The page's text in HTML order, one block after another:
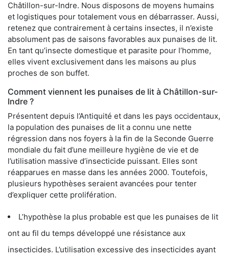
Châtillon-sur-Indre. Nous disposons de moyens humains
et logistiques pour totalement vous en débarrasser. Aussi,
retenez que contrairement à certains insectes, il n’existe
absolument pas de saisons favorables aux punaises de lit.
En tant qu’insecte domestique et parasite pour l’homme,
elles vivent exclusivement dans les maisons au plus
proches de son buffet.
Comment viennent les punaises de lit à Châtillon-sur-
Indre ?
Présentent depuis l’Antiquité et dans les pays occidentaux,
la population des punaises de lit a connu une nette
régression dans nos foyers à la fin de la Seconde Guerre
mondiale du fait d’une meilleure hygiène de vie et de
l’utilisation massive d’insecticide puissant. Elles sont
réapparues en masse dans les années 2000. Toutefois,
plusieurs hypothèses seraient avancées pour tenter
d’expliquer cette prolifération.
L’hypothèse la plus probable est que les punaises de lit
ont au fil du temps développé une résistance aux
insecticides. L’utilisation excessive des insecticides ayant